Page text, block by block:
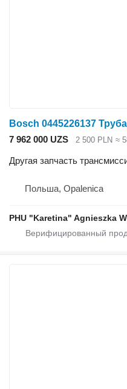
Bosch 0445226137
7 962 000 UZS
2 500 PLN ≈
Другая запчасть
Польша, Opalenica
PHU "Karetina" Agnieszka